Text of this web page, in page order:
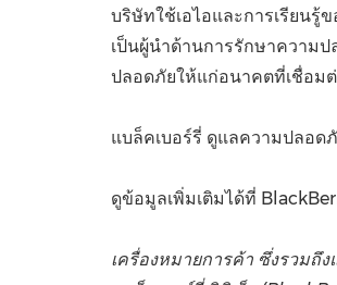
บริษัทใช้เอไอและการเรียน
เป็นผู้นำด้านการรักษาความ
ปลอดภัยให้แก่อนาคตที่เชื่อม
แบล็คเบอร์รี่ ดูแลความปลอ
ดูข้อมูลเพิ่มเติมได้ที่
เครื่องหมายการค้า ซึ่งรวมถึ